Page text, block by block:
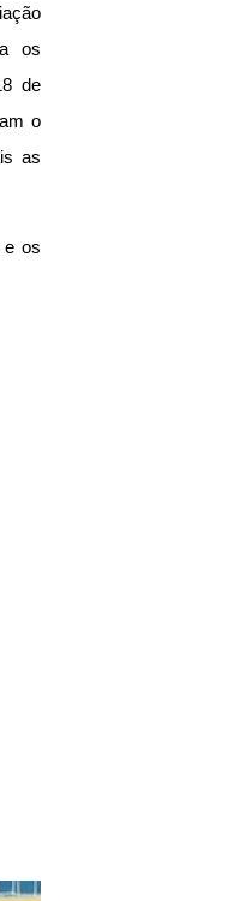
os
de
o
as
e os